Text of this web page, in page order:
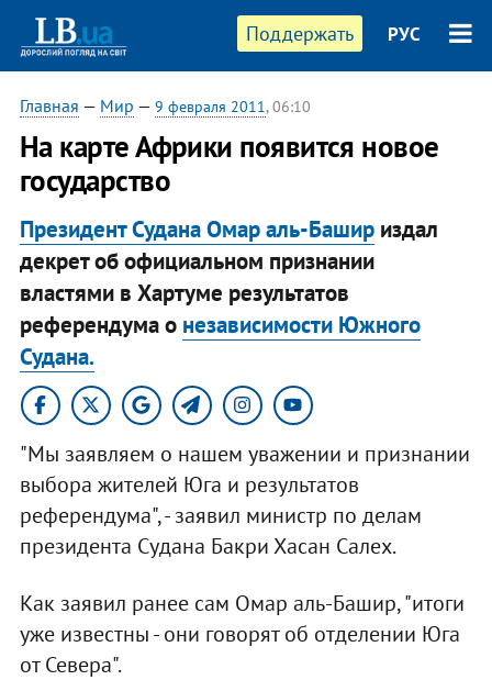
Поддержать РУС
Главная — Мир — 9 февраля 2011, 06:10
На карте Африки появится новое
государство
Президент Судана Омар аль-Башириздал
декрет об официальном признании
властями в Хартуме результатов
референдума о независимости Южного
Судана.
"Мы заявляем о нашем уважении и признании
выбора жителей Юга и результатов
референдума", - заявил министр по делам
президента Судана Бакри Хасан Салех.
Как заявил ранее сам Омар аль-Башир, "итоги
уже известны - они говорят об отделении Юга
от Севера".